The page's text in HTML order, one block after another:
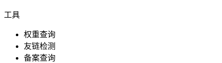
工具
权重查询
友链检测
备案查询